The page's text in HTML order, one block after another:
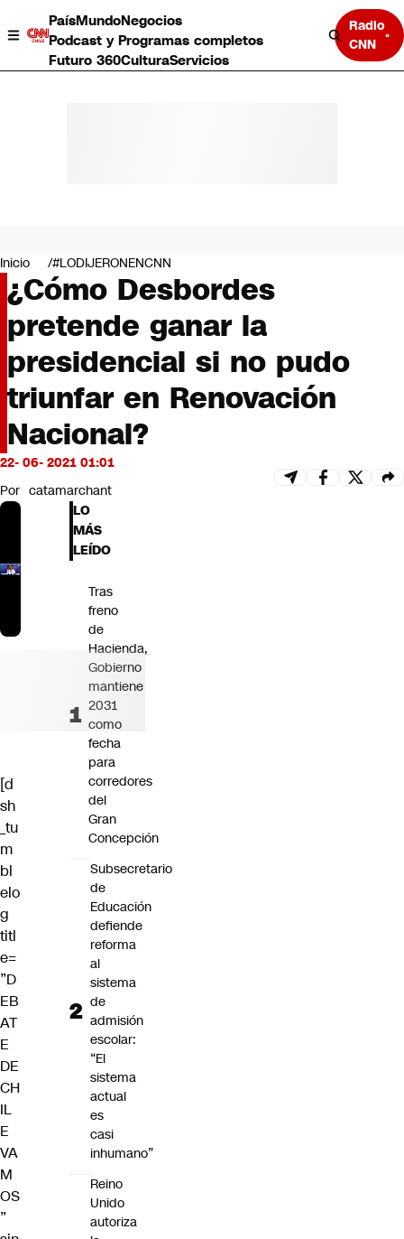
PaísMundoNegocios
Podcast y Programas completos
Futuro 360CulturaServicios
Radio
CNN
Negocios
Deportes
Programas completos
Cultura
Servicios
Bits
CNN tiempo
Futuro 360
Opinión
Inicio #LODIJERONENCNN
¿Cómo Desbordes
pretende ganar la
presidencial si no pudo
triunfar en Renovación
Nacional?
22- 06- 2021 01:01
Por catamarchant
[d
sh
_tu
m
bl
elo
g
titl
e=
”D
EB
AT
E
DE
CH
IL
E
VA
M
OS
”
LO
MÁS
LEÍDO
Tras
freno
de
Hacienda,
Gobierno
mantiene
2031
como
fecha
para
corredores
del
Gran
Concepción
Subsecretario
de
Educación
defiende
reforma
al
sistema
de
admisión
escolar:
“El
sistema
actual
es
casi
inhumano”
Reino
Unido
autoriza